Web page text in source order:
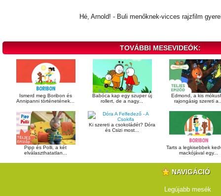
Hé, Arnold! - Buli menőknek-vicces rajzfilm
TOVÁBBI MESEVIDEÓK:
Ismerd meg Boribon és
Annipanni történetének...
Babóca kap egy szuper új
rollert, de a nagy...
Edmond, a kis
rajongásig szereti
Pipp és Polli, a két
elválaszthatatlan...
Ki szereti a csokoládét? Dóra
és Csizi most...
Tarts a legkisebbek
mackójával egy...
NAVIGÁCIÓ
Legújabb mesék